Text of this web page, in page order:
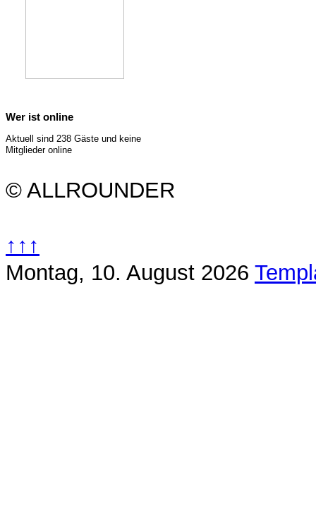
Wer ist online
Aktuell sind 238 Gäste und keine
Mitglieder online
© ALLROUNDER
↑↑↑
Montag, 10. August 2026